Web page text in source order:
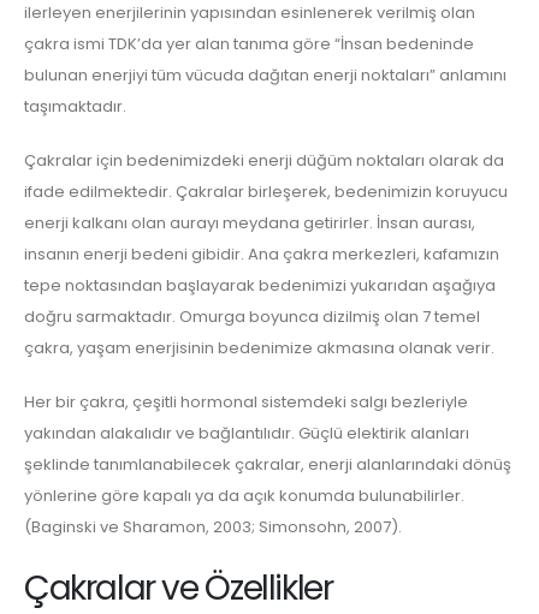
ilerleyen enerjilerinin yapısından esinlenerek verilmiş olan
çakra ismi TDK’da yer alan tanıma göre “İnsan bedeninde
bulunan enerjiyi tüm vücuda dağıtan enerji noktaları” anlamını
taşımaktadır.
Çakralar için bedenimizdeki enerji düğüm noktaları olarak da
ifade edilmektedir. Çakralar birleşerek, bedenimizin koruyucu
enerji kalkanı olan aurayı meydana getirirler. İnsan aurası,
insanın enerji bedeni gibidir. Ana çakra merkezleri, kafamızın
tepe noktasından başlayarak bedenimizi yukarıdan aşağıya
doğru sarmaktadır. Omurga boyunca dizilmiş olan 7 temel
çakra, yaşam enerjisinin bedenimize akmasına olanak verir.
Her bir çakra, çeşitli hormonal sistemdeki salgı bezleriyle
yakından alakalıdır ve bağlantılıdır. Güçlü elektirik alanları
şeklinde tanımlanabilecek çakralar, enerji alanlarındaki dönüş
yönlerine göre kapalı ya da açık konumda bulunabilirler.
(Baginski ve Sharamon, 2003; Simonsohn, 2007).
Çakralar ve Özellikler